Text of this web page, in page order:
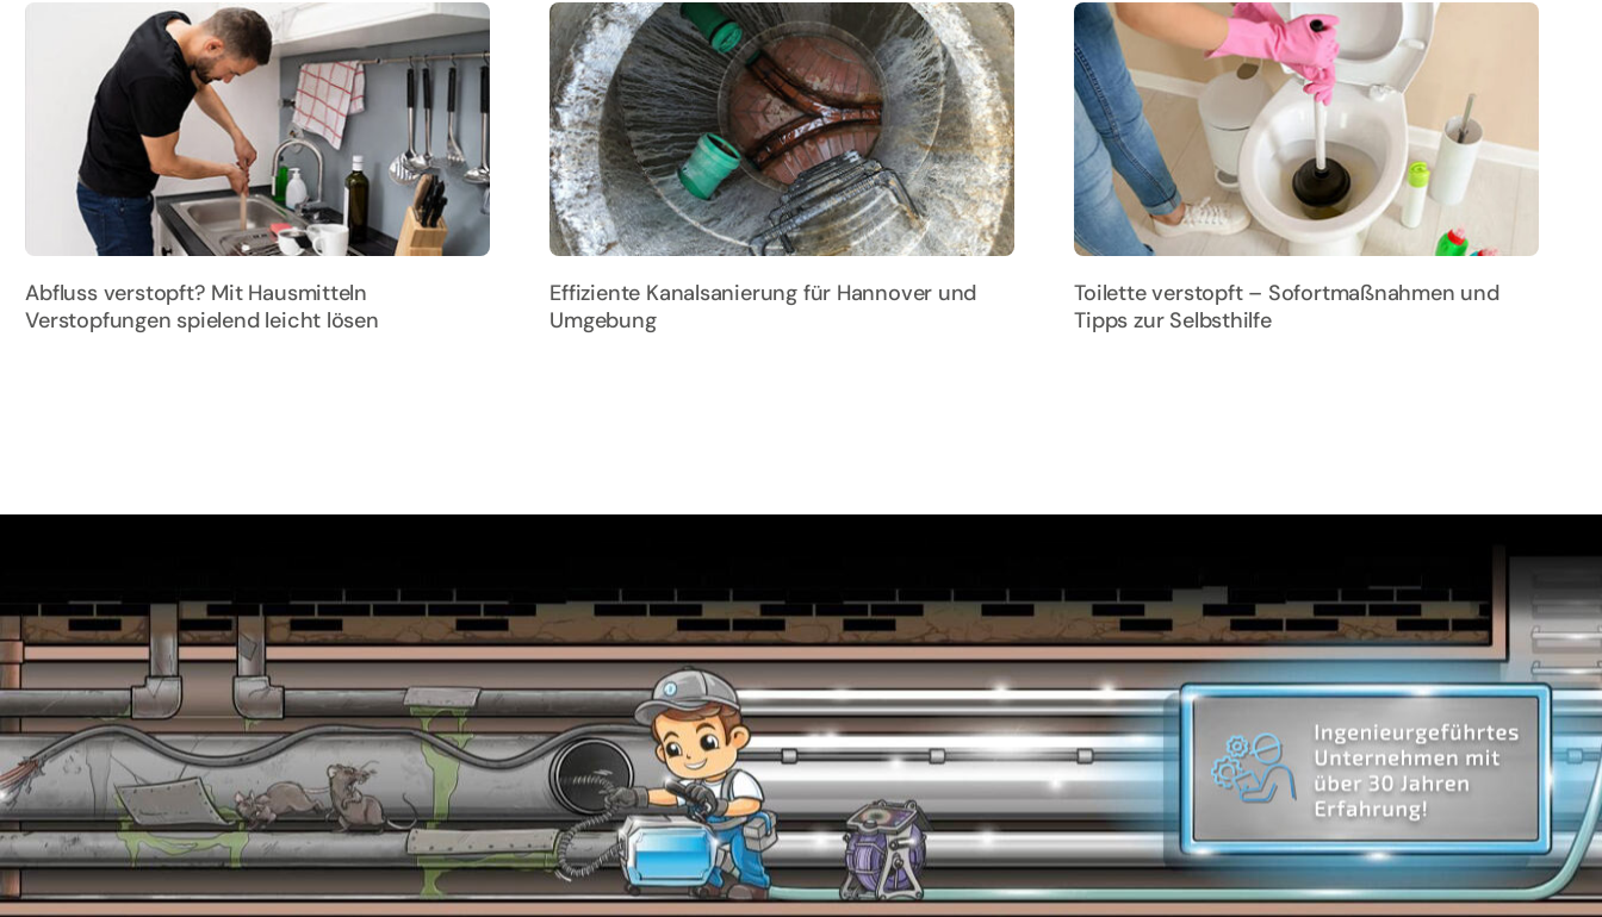
Abfluss verstopft? Mit Hausmitteln
Verstopfungen spielend leicht lösen
Effiziente Kanalsanierung für Hannover und
Umgebung
Toilette verstopft – Sofortmaßnahmen und
Tipps zur Selbsthilfe